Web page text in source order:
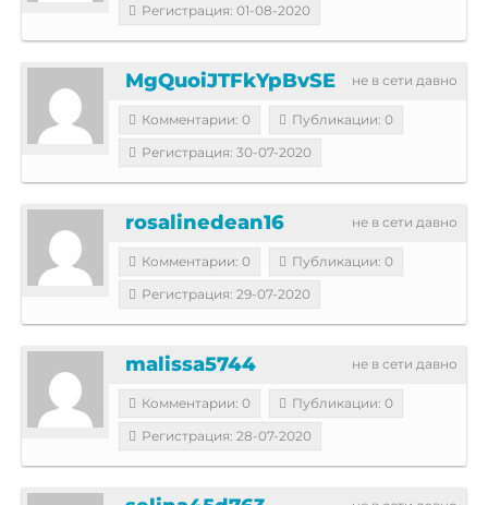
Регистрация: 01-08-2020
не в сети давно
MgQuoiJTFkYpBvSE
Комментарии: 0
Публикации: 0
Регистрация: 30-07-2020
не в сети давно
rosalinedean16
Комментарии: 0
Публикации: 0
Регистрация: 29-07-2020
не в сети давно
malissa5744
Комментарии: 0
Публикации: 0
Регистрация: 28-07-2020